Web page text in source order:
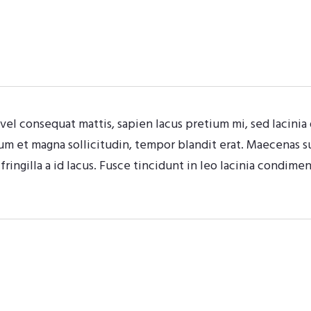
consequat mattis, sapien lacus pretium mi, sed
et magna sollicitudin, tempor blandit erat. Maecenas
a id lacus. Fusce tincidunt in leo lacinia